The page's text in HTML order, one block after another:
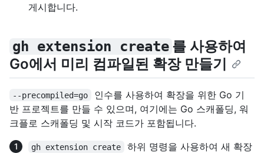
게시합니다.
gh extension create 를 사용하여
Go에서 미리 컴파일된 확장 만들기
--precompiled=go
인수를 사용하여 확장을 위한 Go 기
반 프로젝트를 만들 수 있으며, 여기에는 Go 스캐폴딩, 워
크플로 스캐폴딩 및 시작 코드가 포함됩니다.
gh extension create
하위 명령을 사용하여 새 확장